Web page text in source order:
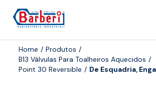
Home
Produtos
B13 Válvulas Para Toalheiros Aquecidos
Point 30 Reversible
De Esquadria,